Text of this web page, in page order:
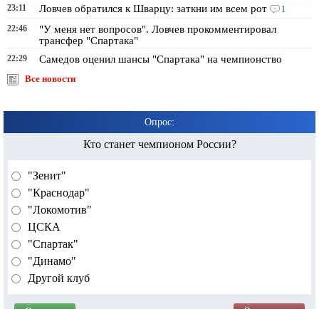
23:11
Ловчев обратился к Шварцу: заткни им всем рот
1
22:46
"У меня нет вопросов". Ловчев прокомментировал
трансфер "Спартака"
22:29 Самедов оценил шансы "Спартака" на чемпионство
Все новости
Опрос:
Кто станет чемпионом России?
"Зенит"
"Краснодар"
"Локомотив"
ЦСКА
"Спартак"
"Динамо"
Другой клуб